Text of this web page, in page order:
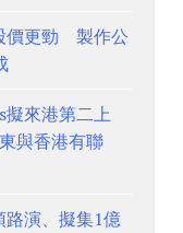
價更勁 製作公
擬來港第二上
與香港有聯
路演、擬集1億